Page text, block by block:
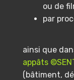
ou de
par
ainsi que
appâts
(bâtiment,